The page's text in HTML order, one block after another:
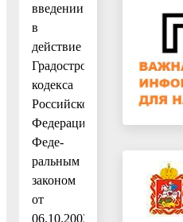
введении
в
действие
Градостроительного
кодекса
Российской
Федерации»,
Феде-
ральным
законом
от
06.10.2003